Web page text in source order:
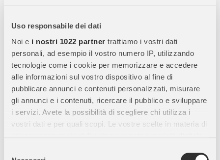
Uso responsabile dei dati
Noi e i nostri 1022 partner trattiamo i vostri dati
personali, ad esempio il vostro numero IP, utilizzando
tecnologie come i cookie per memorizzare e accedere
alle informazioni sul vostro dispositivo al fine di
pubblicare annunci e contenuti personalizzati, misurare
gli annunci e i contenuti, ricercare il pubblico e sviluppare
i servizi. Avete la possibilità di scegliere chi utilizza i
vostri dati e per quali scopi. Le vostre scelte in materia di
Un Viaggio tra Sport e Valori Olimpici
Olimpia, accompagnata dallo spirito di Pierre de Coubertin,
incontra atleti di diverse discipline: il canottiere Lapo, la
rugbista Jessica, l’atleta Marianna, la schermitrice Lisabeta, la
fantina Dora, il judoka Bubo e il ciclista Daddo. Ogni racconto
introduce i piccoli ascoltatori ai valori dello sport e alla
passione che lo anima, incoraggiandoli a sperimentare e a
esplorare.